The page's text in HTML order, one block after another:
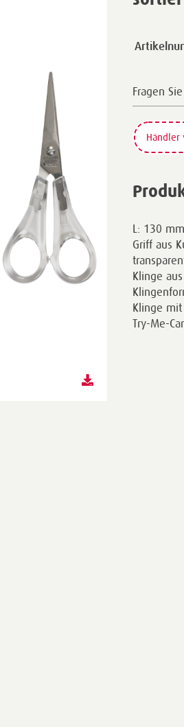
Fragen
Händler
L: 130 mm
Griff aus
Klinge
Klinge mit
Try-Me-